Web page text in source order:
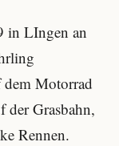
in LIngen an
Motorrad
der Grasbahn,
Rennen.